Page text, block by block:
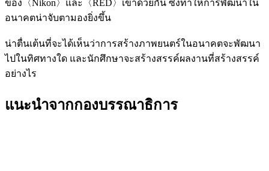
ของ〈Nikon〉และ〈RED〉เข้าด้วยกัน ซึ่งทำให้การพัฒนาใน
อนาคตน่าจับตามองยิ่งขึ้น
น่าตื่นเต้นที่จะได้เห็นว่าการสร้างภาพยนตร์ในอนาคตจะพัฒนา
ไปในทิศทางใด และนักศึกษาจะสร้างสรรค์ผลงานที่สร้างสรรค์
อย่างไร
แนะนำจากกองบรรณาธิการ